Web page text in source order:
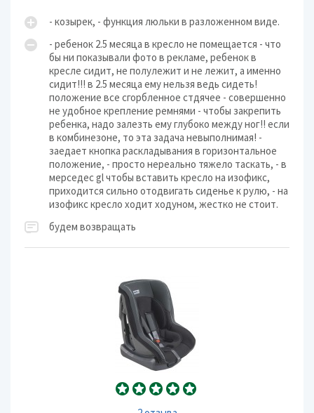
- козырек, - функция люльки в разложенном виде.
- ребенок 2.5 месяца в кресло не помещается - что
бы ни показывали фото в рекламе, ребенок в
кресле сидит, не полулежит и не лежит, а именно
сидит!!! в 2.5 месяца ему нельзя ведь сидеть!
положение все сгорбленное стдячее - совершенно
не удобное крепление ремнями - чтобы закрепить
ребенка, надо залезть ему глубоко между ног!! если
в комбинезоне, то эта задача невыполнимая! -
заедает кнопка раскладывания в горизонтальное
положение, - просто нереально тяжело таскать, - в
мерседес gl чтобы вставить кресло на изофикс,
приходится сильно отодвигать сиденье к рулю, - на
изофикс кресло ходит ходуном, жестко не стоит.
будем возвращать